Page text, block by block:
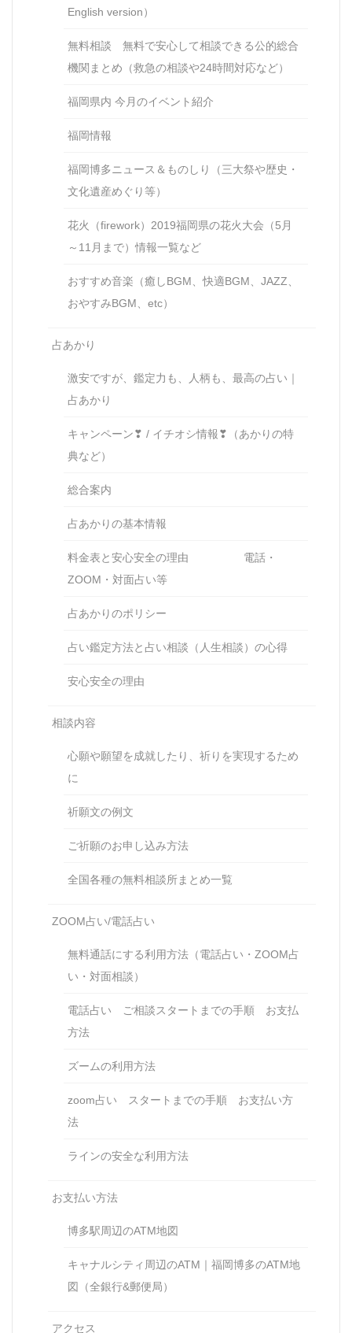
English version）
無料相談 無料で安心して相談できる公的総合
機関まとめ（救急の相談や24時間対応など）
福岡県内 今月のイベント紹介
福岡情報
福岡博多ニュース＆ものしり（三大祭や歴史・
文化遺産めぐり等）
花火（firework）2019福岡県の花火大会（5月
～11月まで）情報一覧など
おすすめ音楽（癒しBGM、快適BGM、JAZZ、
おやすみBGM、etc）
占あかり
激安ですが、鑑定力も、人柄も、最高の占い｜
占あかり
キャンペーン❣ / イチオシ情報❣（あかりの特
典など）
総合案内
占あかりの基本情報
料金表と安心安全の理由 電話・
ZOOM・対面占い等
占あかりのポリシー
占い鑑定方法と占い相談（人生相談）の心得
安心安全の理由
相談内容
心願や願望を成就したり、祈りを実現するため
に
祈願文の例文
ご祈願のお申し込み方法
全国各種の無料相談所まとめ一覧
ZOOM占い/電話占い
無料通話にする利用方法（電話占い・ZOOM占
い・対面相談）
電話占い ご相談スタートまでの手順 お支払
方法
ズームの利用方法
zoom占い スタートまでの手順 お支払い方
法
ラインの安全な利用方法
お支払い方法
博多駅周辺のATM地図
キャナルシティ周辺のATM｜福岡博多のATM地
図（全銀行&郵便局）
アクセス